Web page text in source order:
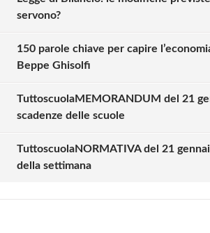
servono?
150 parole chiave per capire
Beppe Ghisolfi
TuttoscuolaMEMORANDUM del 21
scadenze delle scuole
TuttoscuolaNORMATIVA del 21
della settimana
Solo gli utenti registrati
Effettua il